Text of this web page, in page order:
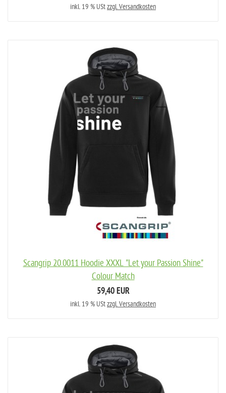
inkl. 19 % UStzzgl. Versandkosten
Scangrip 20.0011 Hoodie XXXL "Let your Passion Shine"
Colour Match
59,40 EUR
inkl. 19 % UStzzgl. Versandkosten